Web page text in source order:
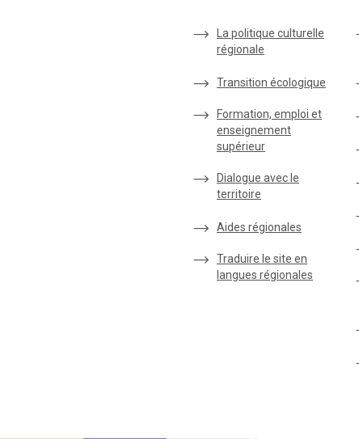
La politique culturelle
régionale
Transition écologique
Formation, emploi et
enseignement
supérieur
Dialogue avec le
territoire
Aides régionales
Traduire le site en
langues régionales